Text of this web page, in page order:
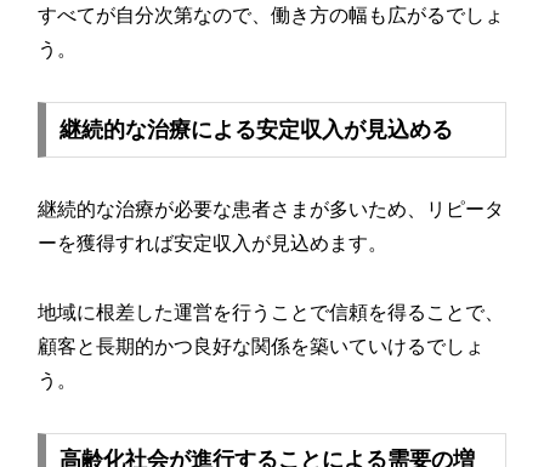
すべてが自分次第なので、働き方の幅も広がるでしょ
う。
継続的な治療による安定収入が見込める
継続的な治療が必要な患者さまが多いため、リピータ
ーを獲得すれば安定収入が見込めます。
地域に根差した運営を行うことで信頼を得ることで、
顧客と長期的かつ良好な関係を築いていけるでしょ
う。
高齢化社会が進行することによる需要の増